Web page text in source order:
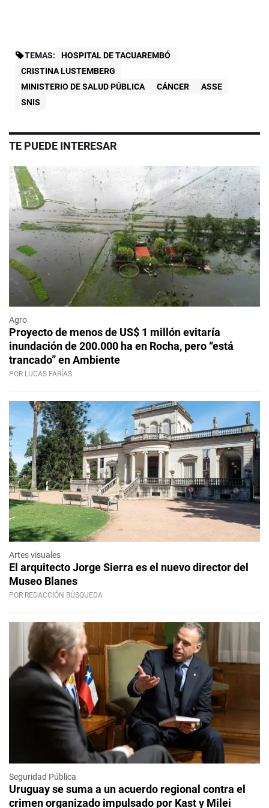
TEMAS:
HOSPITAL DE TACUAREMBÓ
CRISTINA LUSTEMBERG
MINISTERIO DE SALUD PÚBLICA
CÁNCER
ASSE
SNIS
TE PUEDE INTERESAR
Agro
Proyecto de menos de US$ 1 millón evitaría
inundación de 200.000 ha en Rocha, pero “está
trancado” en Ambiente
POR LUCAS FARÍAS
Artes visuales
El arquitecto Jorge Sierra es el nuevo director del
Museo Blanes
POR REDACCIÓN BÚSQUEDA
Seguridad Pública
Uruguay se suma a un acuerdo regional contra el
crimen organizado impulsado por Kast y Milei